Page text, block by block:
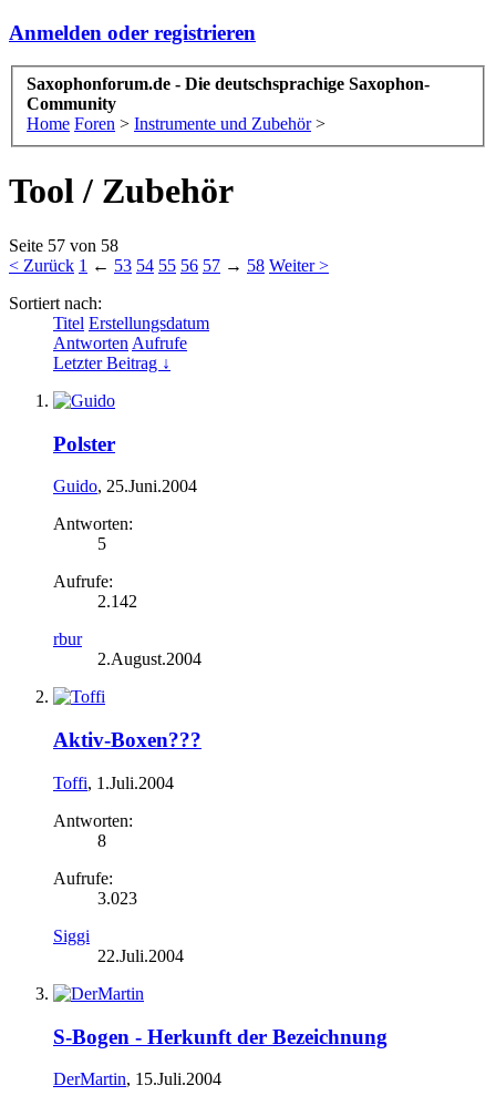
Anmelden oder registrieren
Saxophonforum.de - Die deutschsprachige Saxophon-
Community
Home Foren > Instrumente und Zubehör >
Tool / Zubehör
Seite 57 von 58
< Zurück 1 ← 53 54 55 56 57 → 58 Weiter >
Sortiert nach:
Titel Erstellungsdatum
Antworten Aufrufe
Letzter Beitrag ↓
Polster
Guido, 25.Juni.2004
Antworten:
5
Aufrufe:
2.142
rbur
2.August.2004
Aktiv-Boxen???
Toffi, 1.Juli.2004
Antworten:
8
Aufrufe:
3.023
Siggi
22.Juli.2004
S-Bogen - Herkunft der Bezeichnung
DerMartin, 15.Juli.2004